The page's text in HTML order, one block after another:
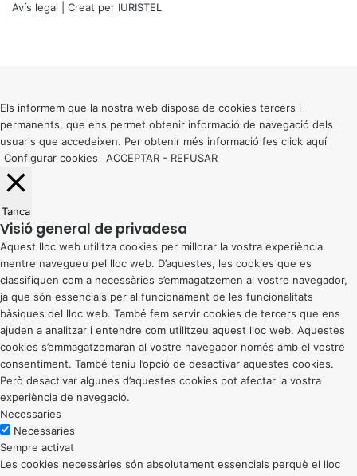
Avís legal | Creat per IURISTEL
button
Els informem que la nostra web disposa de cookies tercers i
permanents, que ens permet obtenir informació de navegació dels
usuaris que accedeixen. Per obtenir més informació fes click aquí
Configurar cookies
ACCEPTAR - REFUSAR
Tanca
Visió general de privadesa
Aquest lloc web utilitza cookies per millorar la vostra experiència
mentre navegueu pel lloc web. D’aquestes, les cookies que es
classifiquen com a necessàries s’emmagatzemen al vostre navegador,
ja que són essencials per al funcionament de les funcionalitats
bàsiques del lloc web. També fem servir cookies de tercers que ens
ajuden a analitzar i entendre com utilitzeu aquest lloc web. Aquestes
cookies s’emmagatzemaran al vostre navegador només amb el vostre
consentiment. També teniu l’opció de desactivar aquestes cookies.
Però desactivar algunes d’aquestes cookies pot afectar la vostra
experiència de navegació.
Necessaries
Necessaries
Sempre activat
Les cookies necessàries són absolutament essencials perquè el lloc